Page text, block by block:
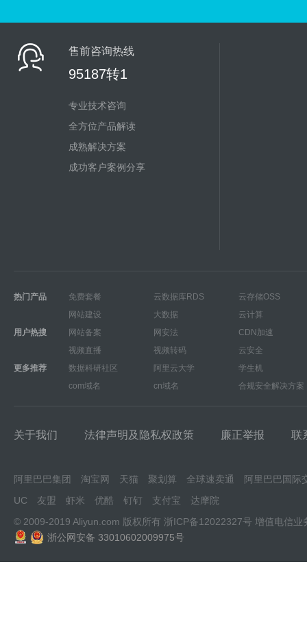
售前咨询热线
95187转1
专业技术咨询
全方位产品解读
成熟解决方案
成功客户案例分享
热门产品 免费套餐 云数据库RDS
云存储OSS
网站建设
大数据
云计算
用户热搜
网站备案 网安法
CDN加速
视频直播
视频转码
云安全
更多推荐
数据科研社区 阿里云大学
学生机
com域名
cn域名 合规安全解决方案
关于我们 法律声明及隐私权政策 廉正举报 联
阿里巴巴集团 淘宝网 天猫 聚划算 全球速卖通
阿里巴巴国际
UC
友盟 虾米 优酷 钉钉 支付宝
达摩院
© 2009-2019 Aliyun.com 版权所有 浙ICP备12022327号 增值电信业
浙公网安备 33010602009975号